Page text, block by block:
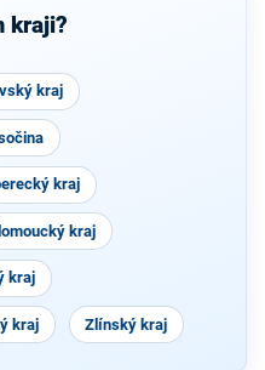
kraji?
kraj
kraj
kraj
kraj
kraj Zlínský kraj